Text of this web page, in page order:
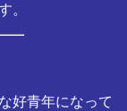
。
好青年になって